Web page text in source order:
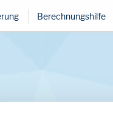
Berechnungshilfe